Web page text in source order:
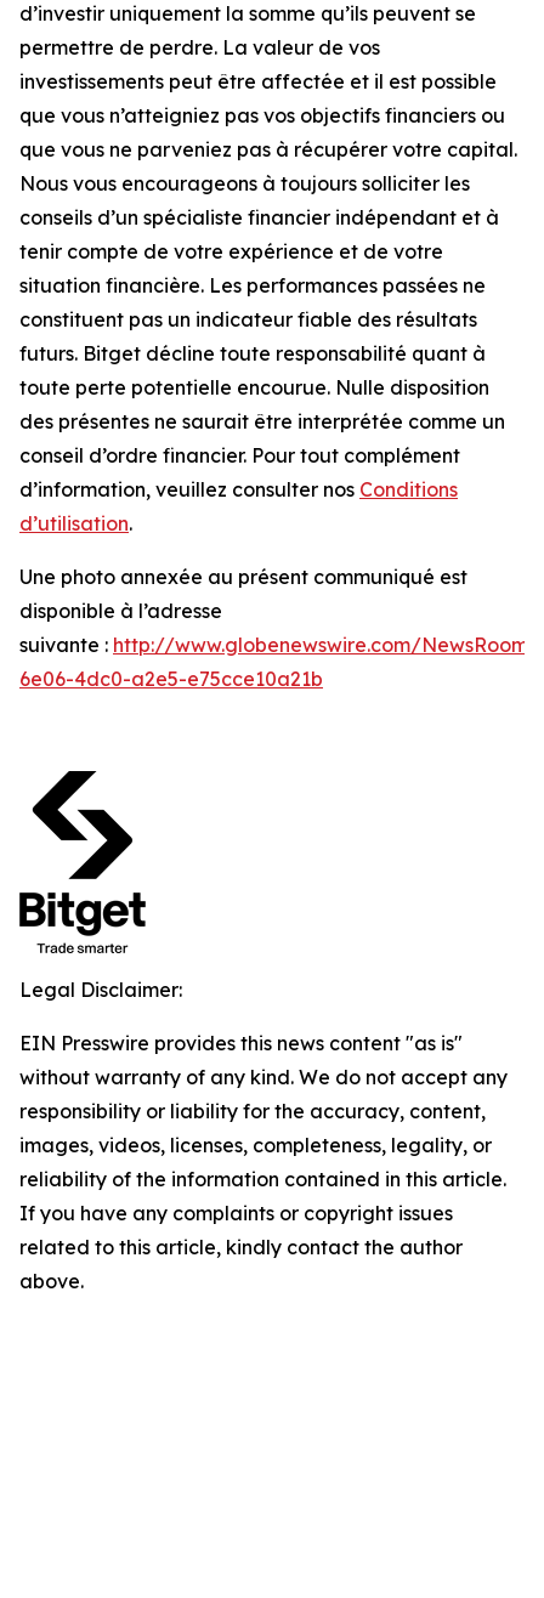
d’investir uniquement la somme qu’ils peuvent se
permettre de perdre. La valeur de vos
investissements peut être affectée et il est possible
que vous n’atteigniez pas vos objectifs financiers ou
que vous ne parveniez pas à récupérer votre capital.
Nous vous encourageons à toujours solliciter les
conseils d’un spécialiste financier indépendant et à
tenir compte de votre expérience et de votre
situation financière. Les performances passées ne
constituent pas un indicateur fiable des résultats
futurs. Bitget décline toute responsabilité quant à
toute perte potentielle encourue. Nulle disposition
des présentes ne saurait être interprétée comme un
conseil d’ordre financier. Pour tout complément
d’information, veuillez consulter nos Conditions
d’utilisation.
Une photo annexée au présent communiqué est
disponible à l’adresse
suivante : http://www.globenewswire.com/
6e06-4dc0-a2e5-e75cce10a21b
Legal Disclaimer:
EIN Presswire provides this news content "as is"
without warranty of any kind. We do not accept any
responsibility or liability for the accuracy, content,
images, videos, licenses, completeness, legality, or
reliability of the information contained in this article.
If you have any complaints or copyright issues
related to this article, kindly contact the author
above.